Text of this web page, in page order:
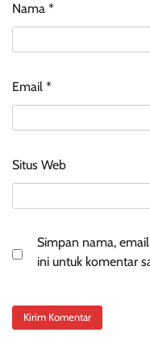
Nama *
Email *
Situs Web
Simpan nama,
ini untuk komentar